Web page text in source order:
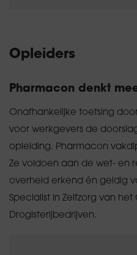
Opleiders
Pharmacon denkt
Onafhankelijke toetsing
voor werkgevers de
opleiding. Pharmacon
Ze voldoen aan de wet- en
overheid erkend én geldig
Specialist in Zelfzorg van
Drogisterijbedrijven.